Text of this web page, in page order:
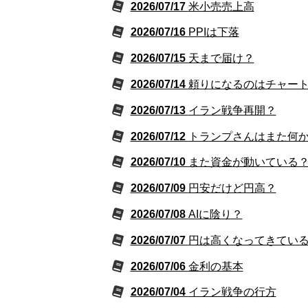
2026/07/17 米小売売上高
2026/07/16 PPIは下落
2026/07/15 天まで届け？
2026/07/14 頼りになるのはチャート
2026/07/13 イラン戦争再開？
2026/07/12 トランプさんはまた何
2026/07/10 また資金が動いている？
2026/07/09 円安だけど円高？
2026/07/08 AIに陰り？
2026/07/07 円は高くなってきている
2026/07/06 金利の基本
2026/07/04 イラン戦争の行方